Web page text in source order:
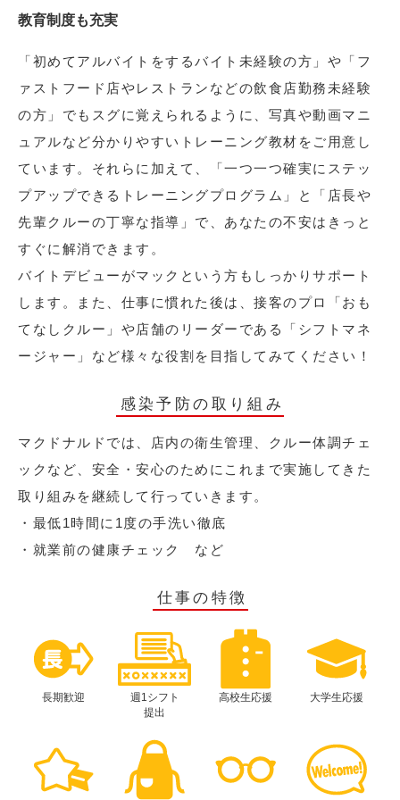
教育制度も充実
「初めてアルバイトをするバイト未経験の方」や「フ
ァストフード店やレストランなどの飲食店勤務未経験
の方」でもスグに覚えられるように、写真や動画マニ
ュアルなど分かりやすいトレーニング教材をご用意し
ています。それらに加えて、「一つ一つ確実にステッ
プアップできるトレーニングプログラム」と「店長や
先輩クルーの丁寧な指導」で、あなたの不安はきっと
すぐに解消できます。
バイトデビューがマックという方もしっかりサポート
します。また、仕事に慣れた後は、接客のプロ「おも
てなしクルー」や店舗のリーダーである「シフトマネ
ージャー」など様々な役割を目指してみてください！
感染予防の取り組み
マクドナルドでは、店内の衛生管理、クルー体調チェ
ックなど、安全・安心のためにこれまで実施してきた
取り組みを継続して行っていきます。
・最低1時間に1度の手洗い徹底
・就業前の健康チェック など
仕事の特徴
長期歓迎
週1シフト
提出
高校生応援 大学生応援